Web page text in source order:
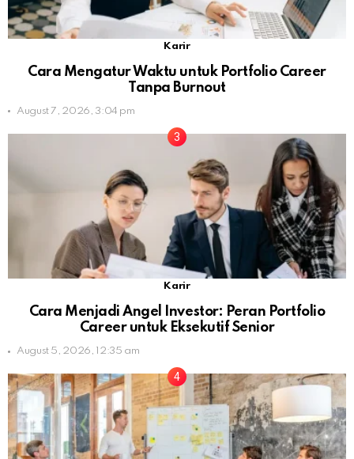
Karir
Cara Mengatur Waktu untuk Portfolio Career
Tanpa Burnout
August 7, 2026, 3:04 pm
Karir
Cara Menjadi Angel Investor: Peran Portfolio
Career untuk Eksekutif Senior
August 5, 2026, 12:35 am